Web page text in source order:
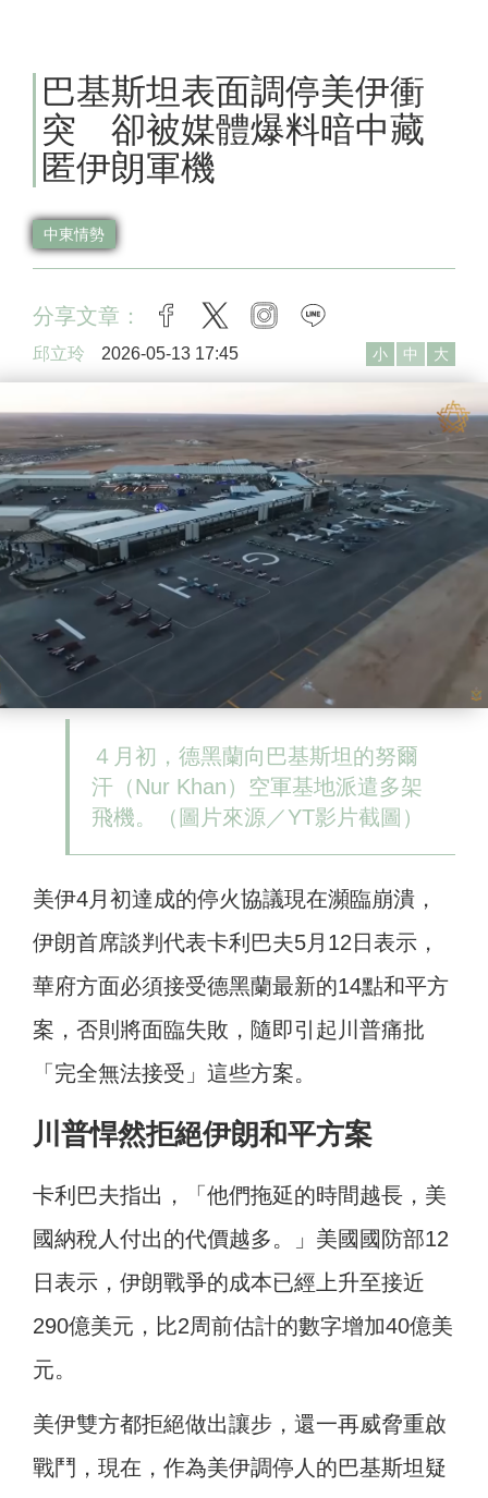
巴基斯坦表面調停美伊衝
突 卻被媒體爆料暗中藏
匿伊朗軍機
中東情勢
分享文章： facebook
twitter instagram
邱立玲 2026-05-13 17:45 小 中 大
４月初，德黑蘭向巴基斯坦的努爾
汗（Nur Khan）空軍基地派遣多架
飛機。（圖片來源／YT影片截圖）
美伊4月初達成的停火協議現在瀕臨崩潰，
伊朗首席談判代表卡利巴夫5月12日表示，
華府方面必須接受德黑蘭最新的14點和平方
案，否則將面臨失敗，隨即引起川普痛批
「完全無法接受」這些方案。
川普悍然拒絕伊朗和平方案
卡利巴夫指出，「他們拖延的時間越長，美
國納稅人付出的代價越多。」美國國防部12
日表示，伊朗戰爭的成本已經上升至接近
290億美元，比2周前估計的數字增加40億美
元。
美伊雙方都拒絕做出讓步，還一再威脅重啟
戰鬥，現在，作為美伊調停人的巴基斯坦疑